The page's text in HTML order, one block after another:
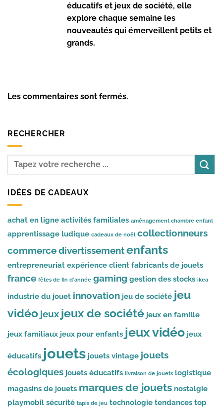
éducatifs et jeux de société, elle
explore chaque semaine les
nouveautés qui émerveillent petits et
grands.
Les commentaires sont fermés.
RECHERCHER
IDÉES DE CADEAUX
achat en ligne activités familiales aménagement chambre enfant
apprentissage ludique cadeaux de noël collectionneurs
commercedivertissementenfants
entrepreneuriat expérience client fabricants de jouets
france fêtes de fin d'année gaming gestion des stocks ikea
industrie du jouet innovation jeu de société jeu
vidéo jeux jeux de société jeux en famille
jeux familiaux jeux pour enfants jeux vidéo jeux
éducatifs jouets jouets vintage jouets
écologiques jouets éducatifs livraison de jouets logistique
magasins de jouets marques de jouets nostalgie
playmobil sécurité tapis de jeu technologie tendances top